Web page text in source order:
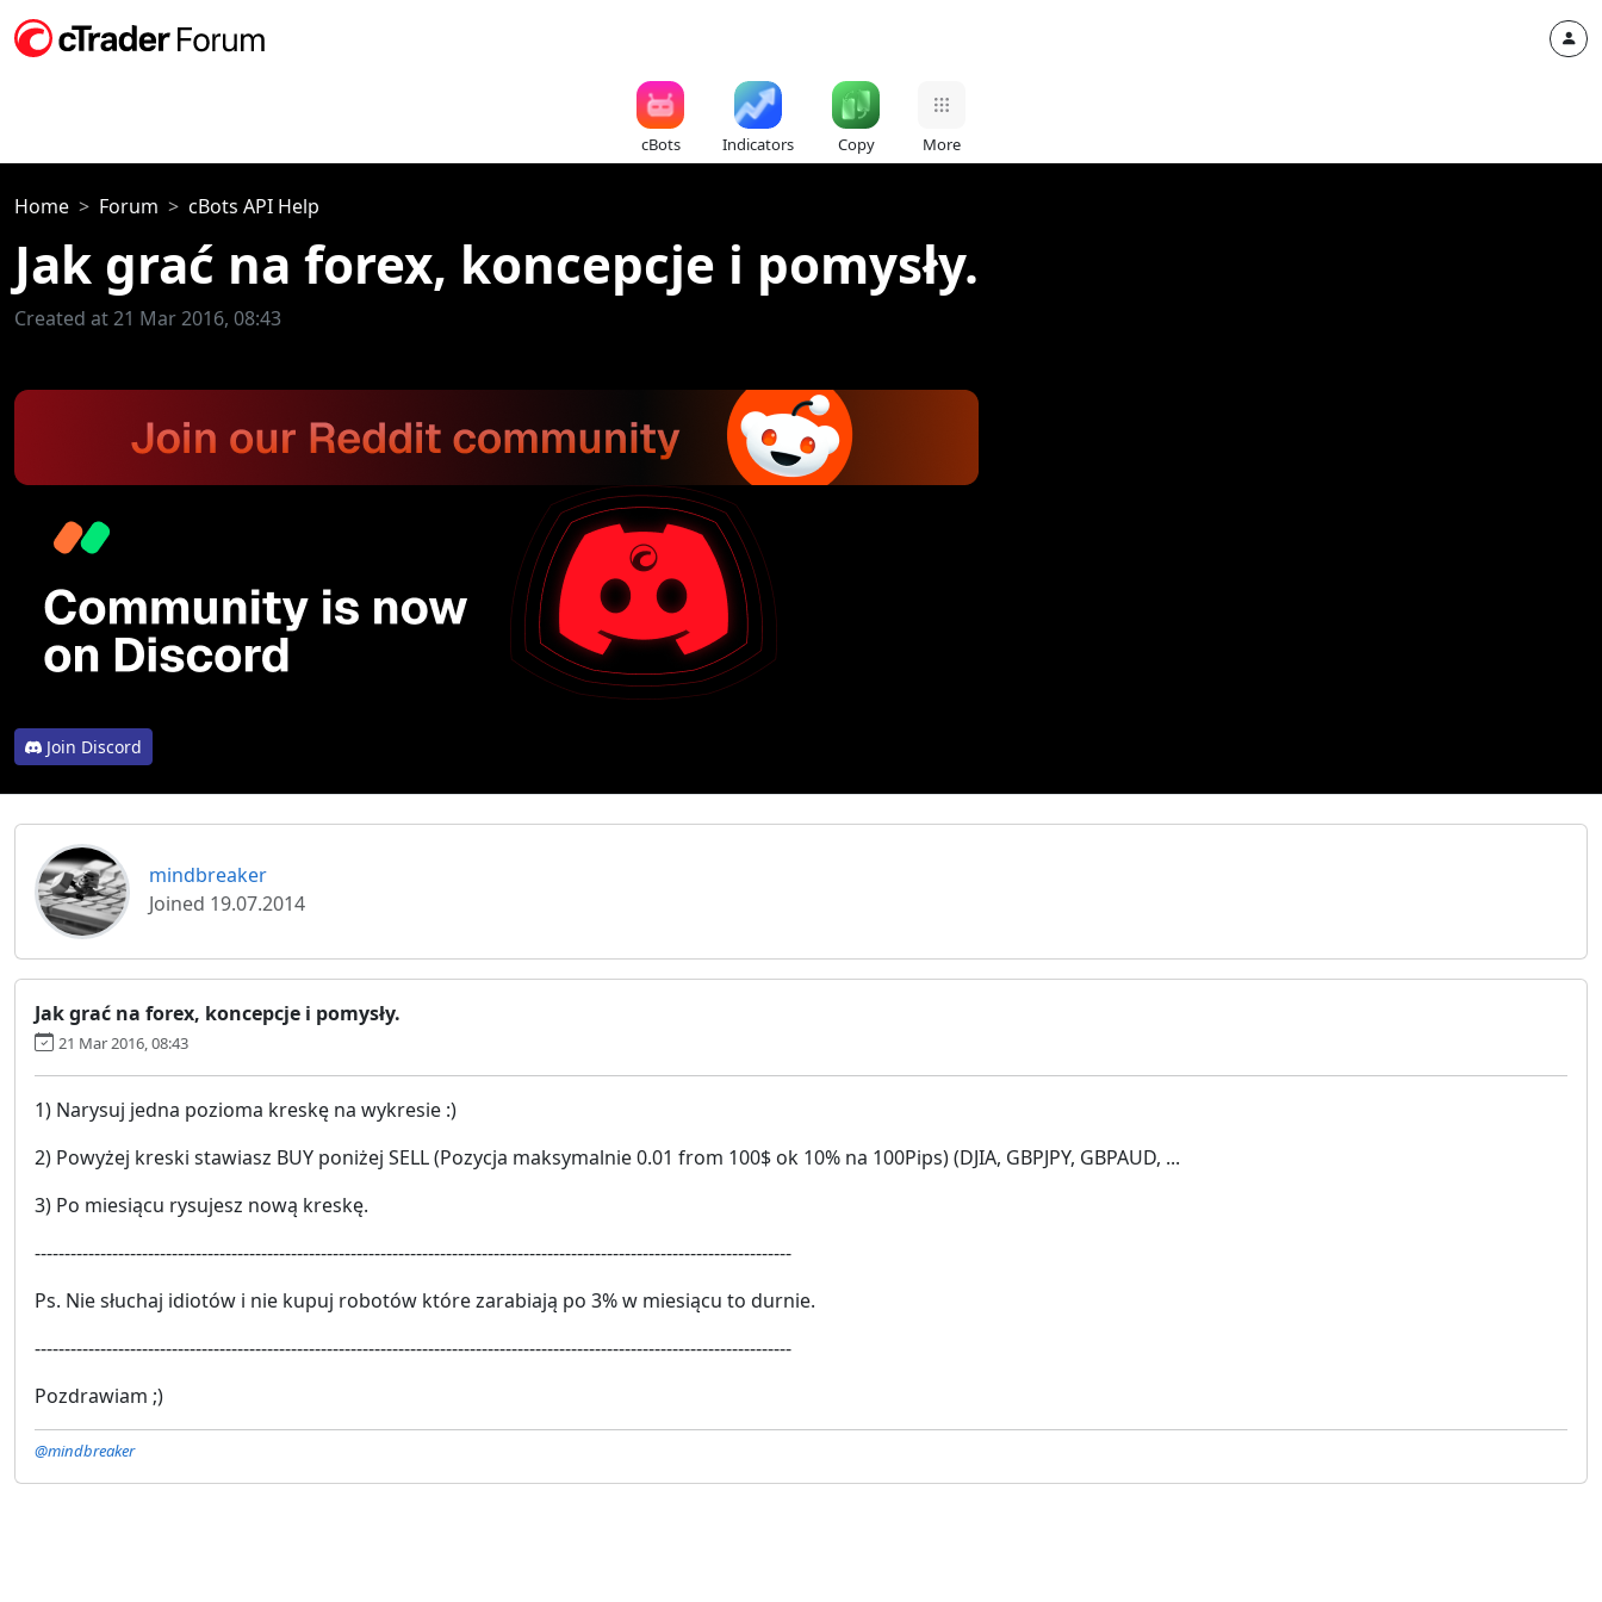
cBots Indicators Copy More
Home Forum cBots API Help
Jak grać na forex, koncepcje i pomysły.
Created at 21 Mar 2016, 08:43
Join Discord
mindbreaker
Joined 19.07.2014
Jak grać na forex, koncepcje i pomysły.
21 Mar 2016, 08:43
1) Narysuj jedna pozioma kreskę na wykresie :)
2) Powyżej kreski stawiasz BUY poniżej SELL (Pozycja maksymalnie 0.01 from 100$ ok 10% na 100Pips) (DJIA, GBPJPY, GBPAUD, ...
3) Po miesiącu rysujesz nową kreskę.
-------------------------------------------------------------------------------------------------------------------------------
Ps. Nie słuchaj idiotów i nie kupuj robotów które zarabiają po 3% w miesiącu to durnie.
-------------------------------------------------------------------------------------------------------------------------------
Pozdrawiam ;)
@mindbreaker